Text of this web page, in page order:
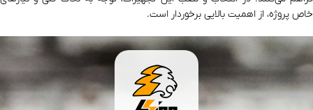
خاص پروژه، از اهمیت بالایی برخوردار است.